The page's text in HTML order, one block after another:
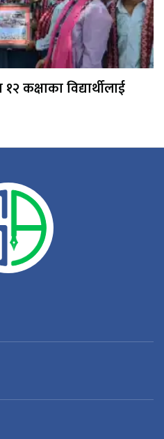
कक्षाका विद्यार्थीलाई